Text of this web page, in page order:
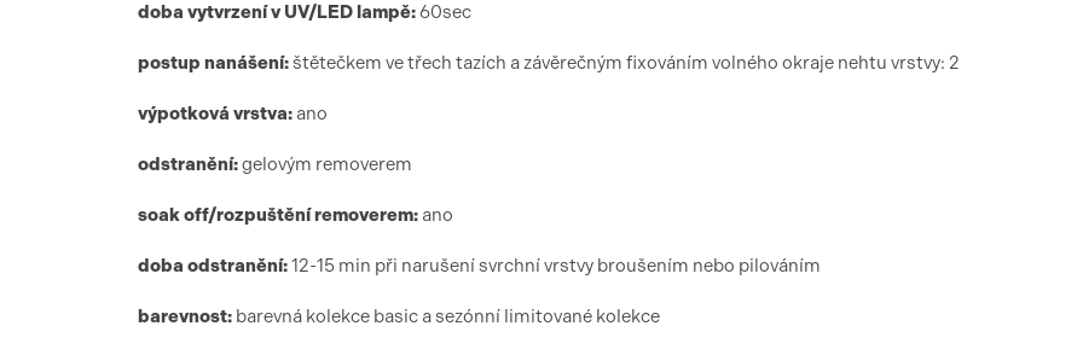
doba vytvrzenív UV/LED lampě:60sec
postup nanášení:štětečkem ve třech tazích a závěrečným fixováním volného okraje nehtu vrstvy: 2
výpotková vrstva: ano
odstranění:gelovým removerem
soak off/rozpuštění removerem: ano
doba odstranění:12-15 min při narušení svrchní vrstvy broušením nebo pilováním
barevnost: barevná kolekce basic a sezónní limitované kolekce